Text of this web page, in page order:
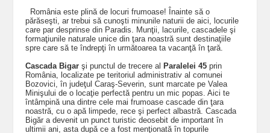
România este plină de locuri frumoase! Înainte să o
părăseşti, ar trebui să cunoşti minunile naturii de aici, locurile
care par desprinse din Paradis. Munţii, lacurile, cascadele şi
formaţiunile naturale unice din ţara noastră sunt destinaţiile
spre care să te îndrepţi în următoarea ta vacanţă în ţară.
Cascada Bigar şi punctul de trecere al Paralelei 45 prin
România, localizate pe teritoriul administrativ al comunei
Bozovici, în judeţul Caraş-Severin, sunt marcate pe Valea
Minişului de o locaţie perfectă pentru un mic popas. Aici te
întâmpină una dintre cele mai frumoase cascade din ţara
noastră, cu o apă limpede, rece şi perfect albastră. Cascada
Bigăr a devenit un punct turistic deosebit de important în
ultimii ani, asta după ce a fost menţionată în topurile